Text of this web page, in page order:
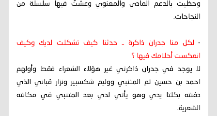
وحظيت بالدعم المادي والمعنوي وعشتُ فيها سلسلة من
النجاحات.
- لكل منا جدران ذاكرة .. حدثنا كيف تشكلت لديك وكيف
انعكست أحلامك فيها ؟
لا يوجد في جدران ذاكرتي غير هؤلاء الشعراء فقط وأولهم
احمد بن حسين ثم المتنبي ووليم شكسبير ونزار قباني الذي
دفنته بكلتا يدي وهو يأتي لدي بعد المتنبي في مكانته
الشعرية.